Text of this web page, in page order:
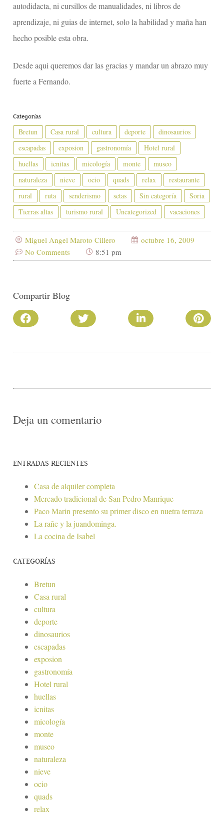
autodidacta, ni cursillos de manualidades, ni libros de
aprendizaje, ni guias de internet, solo la habilidad y maña han
hecho posible esta obra.
Desde aqui queremos dar las gracias y mandar un abrazo muy
fuerte a Fernando.
Categorías
Bretun Casa rural cultura deporte
dinosaurios
escapadas
exposion gastronomía
Hotel rural
huellas
icnitas micología monte
museo
naturaleza
nieve ocio quads relax
restaurante
rural
ruta senderismo setas Sin categoría
Soria
Tierras altas
turismo rural Uncategorized vacaciones
Miguel Angel Maroto Cillero
octubre 16, 2009
No Comments
8:51 pm
Compartir Blog
Deja un comentario
ENTRADAS RECIENTES
Casa de alquiler completa
Mercado tradicional de San Pedro Manrique
Paco Marin presento su primer disco en nuetra terraza
La rañe y la juandominga.
La cocina de Isabel
CATEGORÍAS
Bretun
Casa rural
cultura
deporte
dinosaurios
escapadas
exposion
gastronomía
Hotel rural
huellas
icnitas
micología
monte
museo
naturaleza
nieve
ocio
quads
relax